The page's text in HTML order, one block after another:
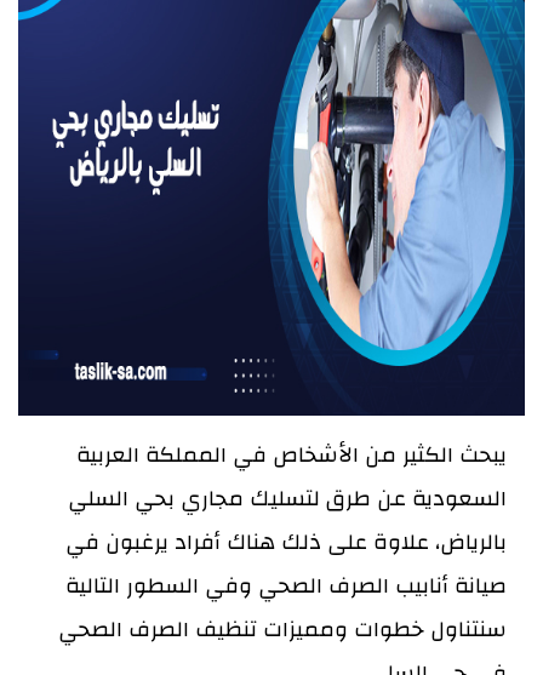
يبحث الكثير من الأشخاص في المملكة العربية
السعودية عن طرق لتسليك مجاري بحي السلي
بالرياض، علاوة على ذلك هناك أفراد يرغبون في
صيانة أنابيب الصرف الصحي وفي السطور التالية
سنتناول خطوات ومميزات تنظيف الصرف الصحي